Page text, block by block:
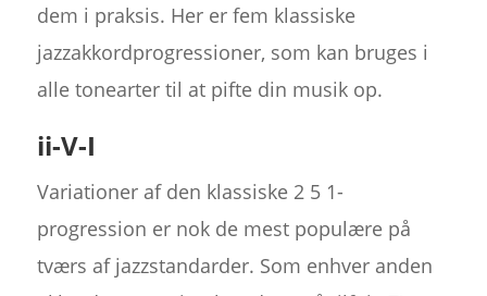
dem i praksis. Her er fem klassiske
jazzakkordprogressioner, som kan bruges i
alle tonearter til at pifte din musik op.
ii-V-I
Variationer af den klassiske 2 5 1-
progression er nok de mest populære på
tværs af jazzstandarder. Som enhver anden